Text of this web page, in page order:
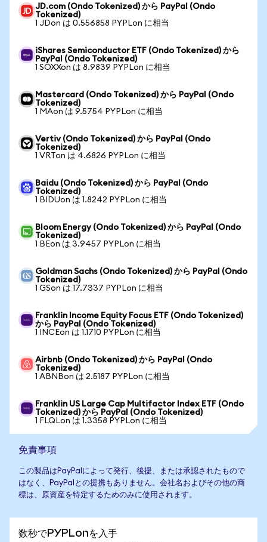
JD.com (Ondo Tokenized) から PayPal (Ondo
Tokenized)
1 JDon は 0.556858 PYPLon に相当
iShares Semiconductor ETF (Ondo Tokenized) から
PayPal (Ondo Tokenized)
1 SOXXon は 8.9839 PYPLon に相当
Mastercard (Ondo Tokenized) から PayPal (Ondo
Tokenized)
1 MAon は 9.5754 PYPLon に相当
Vertiv (Ondo Tokenized) から PayPal (Ondo
Tokenized)
1 VRTon は 4.6826 PYPLon に相当
Baidu (Ondo Tokenized) から PayPal (Ondo
Tokenized)
1 BIDUon は 1.8242 PYPLon に相当
Bloom Energy (Ondo Tokenized) から PayPal (Ondo
Tokenized)
1 BEon は 3.9457 PYPLon に相当
Goldman Sachs (Ondo Tokenized) から PayPal (Ondo
Tokenized)
1 GSon は 17.7337 PYPLon に相当
Franklin Income Equity Focus ETF (Ondo Tokenized)
から PayPal (Ondo Tokenized)
1 INCEon は 1.1710 PYPLon に相当
Airbnb (Ondo Tokenized) から PayPal (Ondo
Tokenized)
1 ABNBon は 2.5187 PYPLon に相当
Franklin US Large Cap Multifactor Index ETF (Ondo
Tokenized) から PayPal (Ondo Tokenized)
1 FLQLon は 1.3358 PYPLon に相当
免責事項
この製品はPayPalによって発行、後援、または承認されたもので
はなく、PayPalとの提携もありません。会社名およびその他の商
標は、原資産を特定するためのみに使用されます。
数秒でPYPLonを入手